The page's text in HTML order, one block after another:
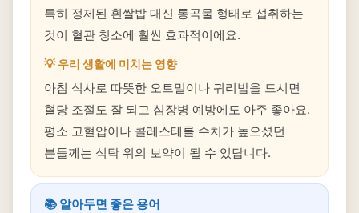
특히 정제된 흰쌀밥 대신 통곡물 형태로 섭취하는
것이 혈관 청소에 훨씬 효과적이에요.
💡 우리 생활에 미치는 영향
아침 식사로 따뜻한 오트밀이나 귀리밥을 드시면
혈당 조절도 잘 되고 심장병 예방에도 아주 좋아요.
평소 고혈압이나 콜레스테롤 수치가 높으셨던
분들께는 식탁 위의 보약이 될 수 있답니다.
📚 알아두면 좋은 용어